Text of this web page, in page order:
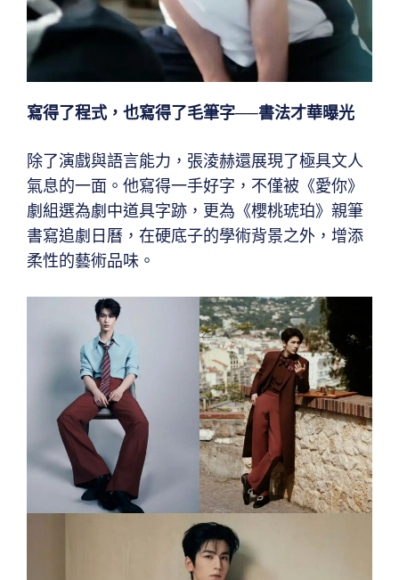
寫得了程式，也寫得了毛筆字──書法才華曝光
除了演戲與語言能力，張淩赫還展現了極具文人
氣息的一面。他寫得一手好字，不僅被《愛你》
劇組選為劇中道具字跡，更為《櫻桃琥珀》親筆
書寫追劇日曆，在硬底子的學術背景之外，增添
柔性的藝術品味。